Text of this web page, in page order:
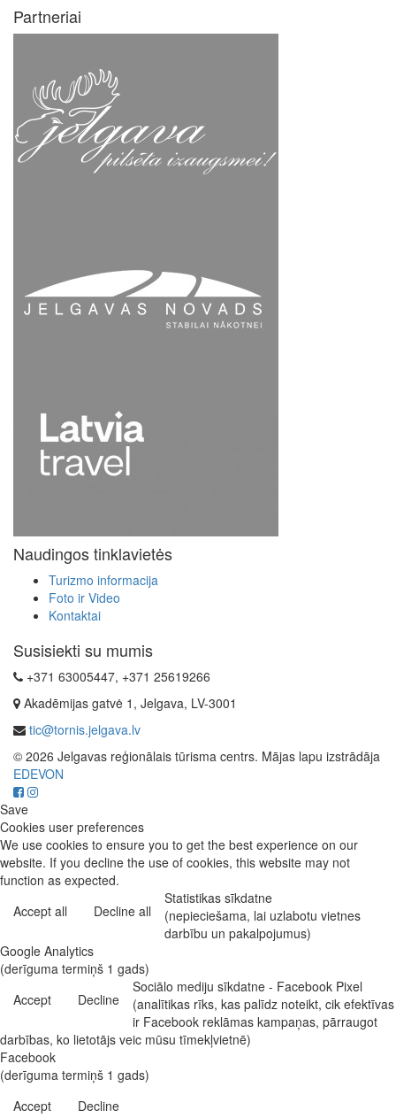
Partneriai
Naudingos tinklavietės
Turizmo informacija
Foto ir Video
Kontaktai
Susisiekti su mumis
+371 63005447, +371 25619266
Akadēmijas gatvė 1, Jelgava, LV-3001
tic@tornis.jelgava.lv
© 2026 Jelgavas reģionālais tūrisma centrs. Mājas lapu izstrādāja
EDEVON
Save
Cookies user preferences
We use cookies to ensure you to get the best experience on our
website. If you decline the use of cookies, this website may not
function as expected.
Accept all
Decline all
Statistikas sīkdatne
(nepieciešama, lai uzlabotu vietnes
darbību un pakalpojumus)
Google Analytics
(derīguma termiņš 1 gads)
Accept
Decline
Sociālo mediju sīkdatne - Facebook Pixel
(analītikas rīks, kas palīdz noteikt, cik efektīvas
ir Facebook reklāmas kampaņas, pārraugot
darbības, ko lietotājs veic mūsu tīmekļvietnē)
Facebook
(derīguma termiņš 1 gads)
Accept
Decline